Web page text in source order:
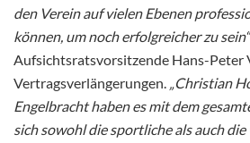
den Verein auf vielen Ebenen
können, um noch erfolgreicher zu sein“
Aufsichtsratsvorsitzende Hans-Peter
Vertragsverlängerungen. „Christian
Engelbracht haben es mit dem
sich sowohl die sportliche als auch